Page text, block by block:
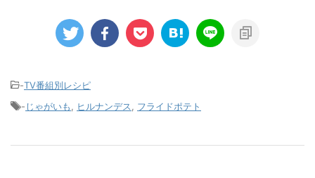
-TV番組別レシピ
- じゃがいも ヒルナンデス フライドポテト